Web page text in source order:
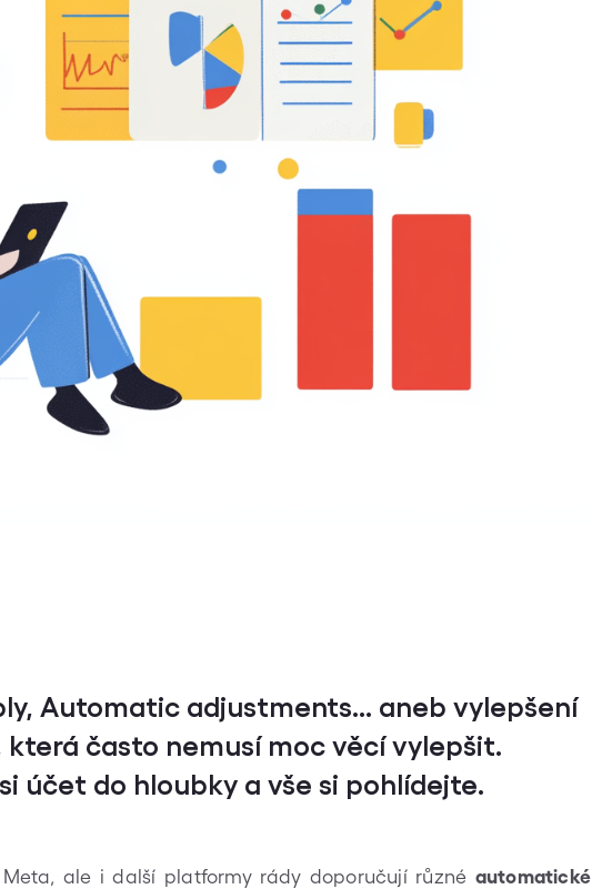
Automatic adjustments... aneb vylepšení
která často nemusí moc věcí vylepšit.
účet do hloubky a vše si pohlídejte.
ale i další platformy rády doporučují různé automatické